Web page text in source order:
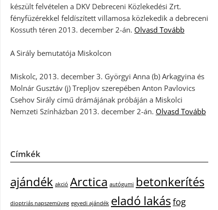
készült felvételen a DKV Debreceni Közlekedési Zrt.
fényfüzérekkel feldíszített villamosa közlekedik a debreceni
Kossuth téren 2013. december 2-án. Olvasd Tovább
A Sirály bemutatója Miskolcon
Miskolc, 2013. december 3. Györgyi Anna (b) Arkagyina és
Molnár Gusztáv (j) Trepljov szerepében Anton Pavlovics
Csehov Sirály című drámájának próbáján a Miskolci
Nemzeti Színházban 2013. december 2-án. Olvasd Tovább
Címkék
ajándék akció Arctica autógumi betonkerítés
dioptriás napszemüveg egyedi ajándék eladó lakásfog